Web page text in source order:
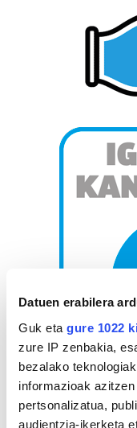
Datuen erabilera
Guk eta gure 1022
zure IP zenbakia,
bezalako
informazioak
pertsonalizatua,
audientzia-ikerketa